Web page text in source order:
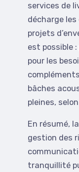
services de
décharge
projets
est possible
pour les
bâches
pleines,
En résumé,
gestion des
tranquillité